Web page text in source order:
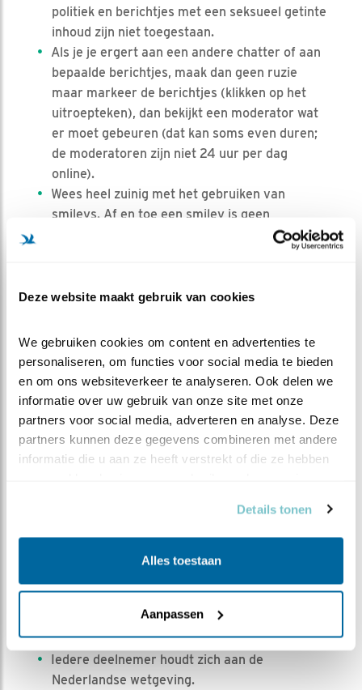
Deze website maakt gebruik van cookies
We gebruiken cookies om content en advertenties te
personaliseren, om functies voor social media te bieden
en om ons websiteverkeer te analyseren. Ook delen we
informatie over uw gebruik van onze site met onze
partners voor social media, adverteren en analyse. Deze
partners kunnen deze gegevens combineren met andere
informatie die u aan ze heeft verstrekt of die ze hebben
Details tonen
Alles toestaan
Aanpassen
politiek en berichtjes met een seksueel getinte
inhoud zijn niet toegestaan.
Als je je ergert aan een andere chatter of aan
bepaalde berichtjes, maak dan geen ruzie
maar markeer de berichtjes (klikken op het
uitroepteken), dan bekijkt een moderator wat
er moet gebeuren (dat kan soms even duren;
de moderatoren zijn niet 24 uur per dag
online).
Wees heel zuinig met het gebruiken van
smileys. Af en toe een smiley is geen
probleem, maar plaats geen hele rijen.
Het is niet toegestaan een accountnaam te
aanstootgevende naam. Bezoekers met een
geblokkeerd en vragen van betreffende
accounteigenaar in het forum worden niet
goedgekeurd en beantwoord. Ook het plaatsen
van een aanstootgevende avatar is niet
toegestaan.
Je mag niet typen in hoofdletters, hoofdletters
staan gelijk aan schreeuwen. Let dus goed op
zijn of niet volgens de regels zijn, zonder
opgave van redenen verwijderen.
IP-adressen worden bijgehouden en kunnen bij
Zet geen privégegevens online: deel nooit je e-
mailadres of je telefoonnummer.
Iedere deelnemer houdt zich aan de
Nederlandse wetgeving.